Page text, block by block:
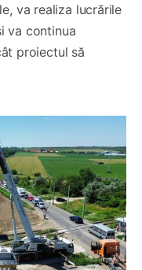
va realiza lucrările
va continua
proiectul să